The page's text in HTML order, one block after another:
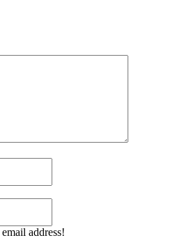
address!